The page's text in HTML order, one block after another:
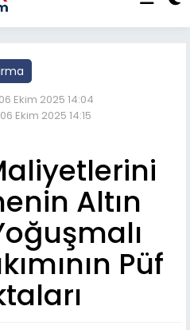
Ekim 2025 14:04
Ekim 2025 14:15
Altın
Püf